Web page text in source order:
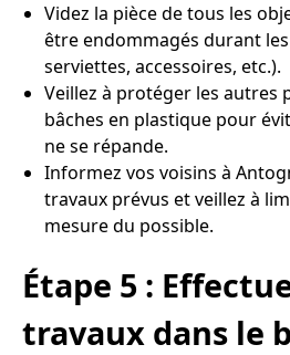
Videz la pièce de tous les
être endommagés durant
serviettes, accessoires, etc.).
Veillez à protéger les autres
bâches en plastique pour
ne se répande.
Informez vos voisins à
travaux prévus et veillez à
mesure du possible.
Étape 5 :
travaux dans le